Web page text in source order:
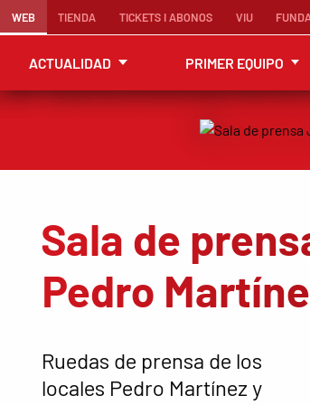
WEB TIENDA TICKETS I ABONOS VIU
ACTUALIDAD PRIMER EQUIPO
Sala de
Pedro
Ruedas de prensa de los
locales Pedro Martínez y